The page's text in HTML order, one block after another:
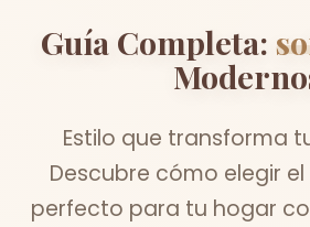
Guía Completa:
Estilo que transforma
Descubre cómo elegir
perfecto para tu hogar